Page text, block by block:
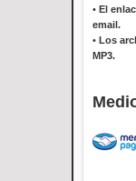
• El
email.
• Los
MP3.